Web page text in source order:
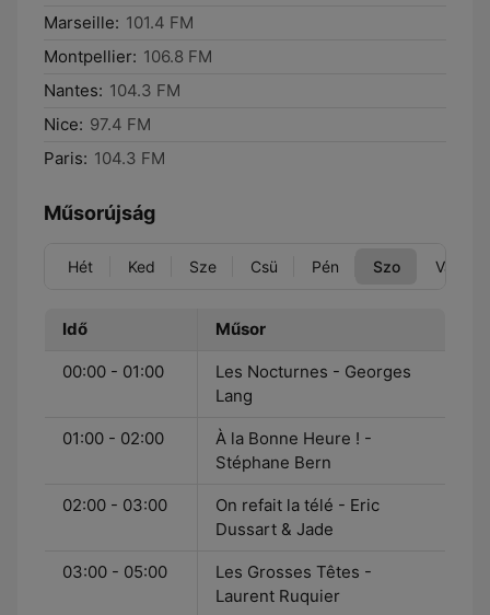
Marseille: 101.4 FM
Montpellier: 106.8 FM
Nantes: 104.3 FM
Nice: 97.4 FM
Paris: 104.3 FM
Műsorújság
Hét Ked Sze Csü Pén Szo Vas
Idő Műsor
00:00 - 01:00
Les Nocturnes - Georges
Lang
01:00 - 02:00
À la Bonne Heure ! -
Stéphane Bern
02:00 - 03:00
On refait la télé - Eric
Dussart & Jade
03:00 - 05:00
Les Grosses Têtes -
Laurent Ruquier